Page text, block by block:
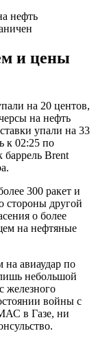
нефть
и цены
на 20 центов,
на нефть
упали на 33
к 02:25 по
Brent
300 ракет и
стороны другой
о более
на нефтяные
на авиаудар по
небольшой
железного
войны с
в Газе, ни